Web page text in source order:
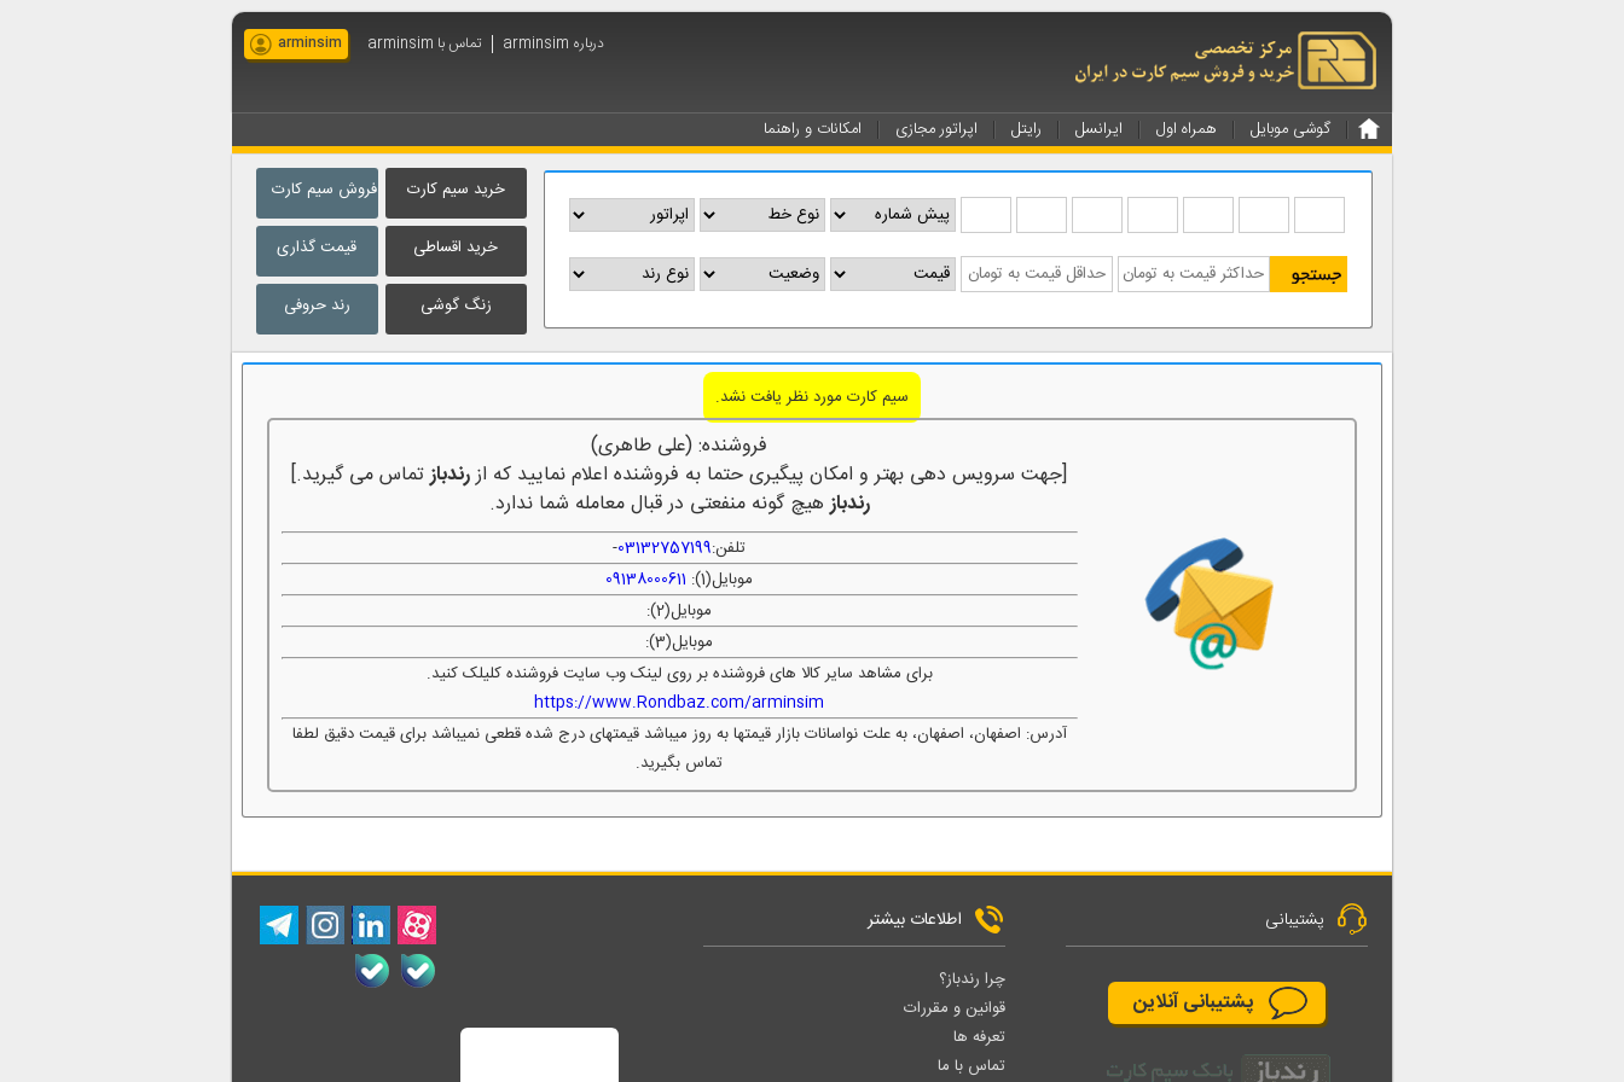
arminsim درباره arminsim تماس با arminsim
گوشی موبایل همراه اول ایرانسل رایتل اپراتور مجازی امکانات و راهنما
فروش سیم کارت
قیمت گذاری
رند حروفی
خرید سیم کارت
خرید اقساطی
زنگ گوشی
سیم کارت مورد نظر یافت نشد.
فروشنده: (علی طاهری)
[جهت سرویس دهی بهتر و امکان پیگیری حتما به فروشنده اعلام نمایید که ازرندبازتماس می گیرید.]
رندبازهیچ گونه منفعتی در قبال معامله شما ندارد.
تلفن:03132757199
-
موبایل(1):
09138000611
موبایل(2):
موبایل(3):
برای مشاهد سایر کالا های فروشنده بر روی لینک وب سایت فروشنده کلیلک کنید.
https://www.Rondbaz.com/arminsim
آدرس: اصفهان، اصفهان، به علت نواسانات بازار قیمتها به روز میباشد قیمتهای درج شده قطعی نمیباشد برای قیمت دقیق لطفا
تماس بگیرید.
پشتیبانی
پشتیبانی آنلاین
اطلاعات بیشتر
چرا رندباز؟
قوانین و مقررات
تعرفه ها
تماس با ما